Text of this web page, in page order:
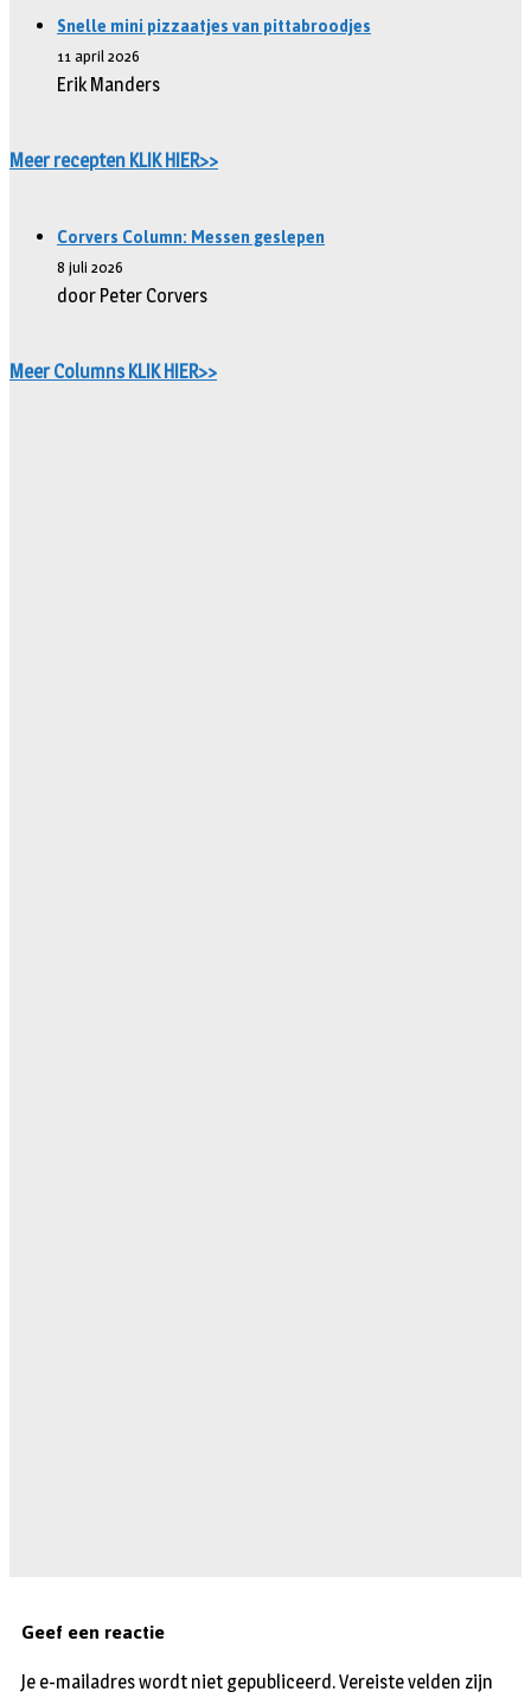
Snelle mini pizzaatjes van pittabroodjes
11 april 2026
Erik Manders
Meer recepten KLIK HIER>>
Corvers Column: Messen geslepen
8 juli 2026
door Peter Corvers
Meer Columns KLIK HIER>>
Geef een reactie
Je e-mailadres wordt niet gepubliceerd.Vereiste velden zijn